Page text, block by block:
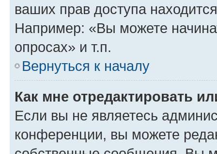
ваших прав доступа
Например: «Вы можете
опросах» и т.п.
Вернуться к началу
Как мне отредактировать
Если вы не являетесь
конференции, вы можете